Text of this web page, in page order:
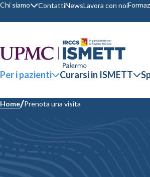
Chi siamo ContattiNewsLavora con noi
Per i pazienti Curarsi in ISMETT
Home Prenota una visita